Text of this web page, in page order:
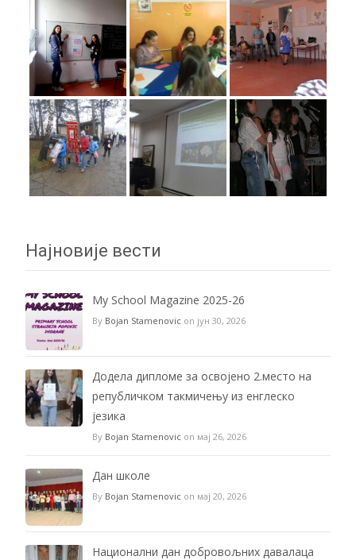
Најновије вести
My School Magazine 2025-26
By Bojan Stamenovic on јун 30, 2026
Додела дипломе за освојено 2.место на
републичком такмичењу из енглеско
језика
By Bojan Stamenovic on мај 26, 2026
Дан школе
By Bojan Stamenovic on мај 20, 2026
Национални дан добровољних давалаца